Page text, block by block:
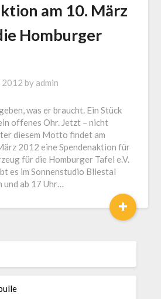
am 10. März
Homburger
2012 by admin
was er braucht. Ein Stück
offenes Ohr. Jetzt – nicht
diesem Motto findet am
2012 eine Spendenaktion für
für die Homburger Tafel e.V.
es im Sonnenstudio Bliestal
und ab 17 Uhr…
+